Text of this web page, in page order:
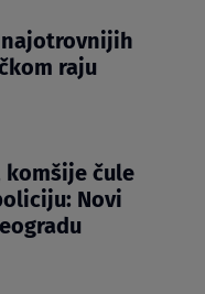
najotrovnijih
raju
čule
Novi